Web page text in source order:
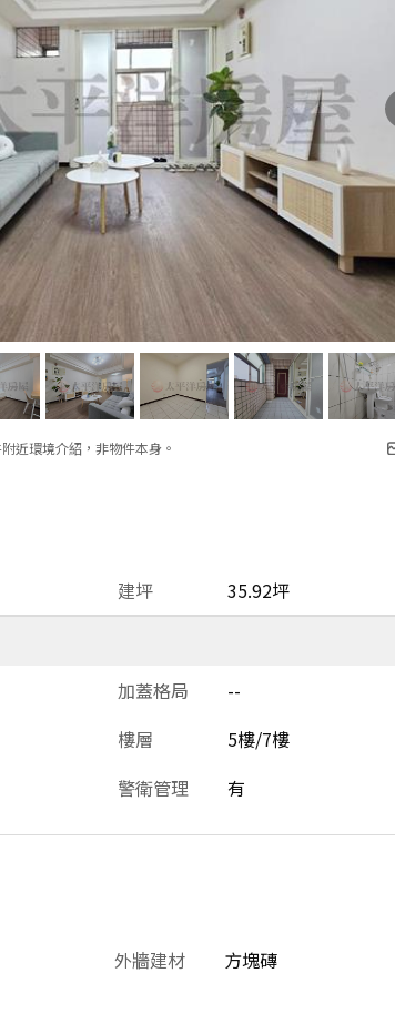
近環境介紹，非物件本身。
建坪 35.92坪
加蓋格局 --
樓層 5樓/7樓
警衛管理 有
外牆建材 方塊磚